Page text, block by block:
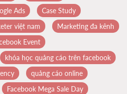
Ads
Case Study
việt nam
Marketing đa kênh
Event
khóa học quảng cáo trên facebook
quảng cáo online
Facebook Mega Sale Day